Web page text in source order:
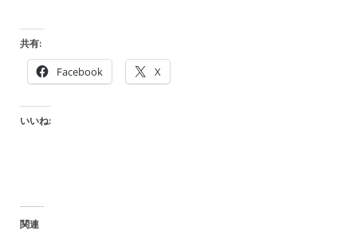
共有:
Facebook X
いいね:
関連